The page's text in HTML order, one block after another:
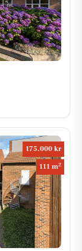
175.000 kr
111 m2